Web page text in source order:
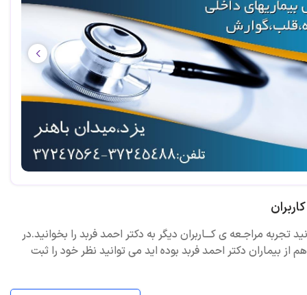
تجربه مراجـعه ی کـــاربران دیگر به دکتر احمد فربد را بخوانید.در
از بیماران دکتر احمد فربد بوده اید می توانید نظر خود را ثبت